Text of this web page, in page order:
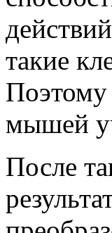
такие
Поэтому
мышей
После